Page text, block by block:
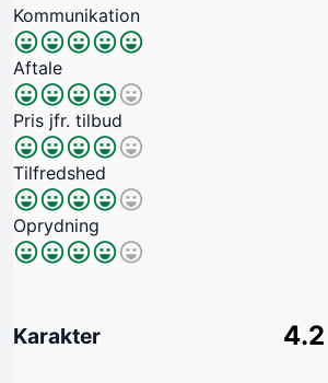
Kommunikation
Aftale
Pris jfr. tilbud
Tilfredshed
Oprydning
Karakter 4.2